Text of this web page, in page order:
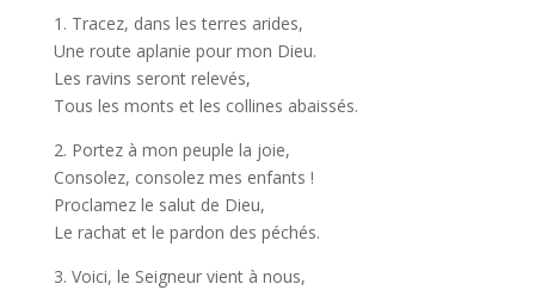
1. Tracez, dans les terres arides,
Une route aplanie pour mon Dieu.
Les ravins seront relevés,
Tous les monts et les collines abaissés.
2. Portez à mon peuple la joie,
Consolez, consolez mes enfants !
Proclamez le salut de Dieu,
Le rachat et le pardon des péchés.
3. Voici, le Seigneur vient à nous,